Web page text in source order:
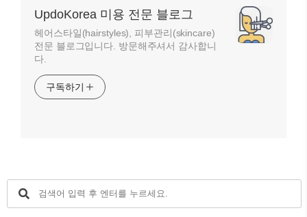
UpdoKorea 미용 전문 블로그
헤어스타일(hairstyles), 피부관리(skincare)
전문 블로그입니다. 방문해주셔서 감사합니
다.
구독하기